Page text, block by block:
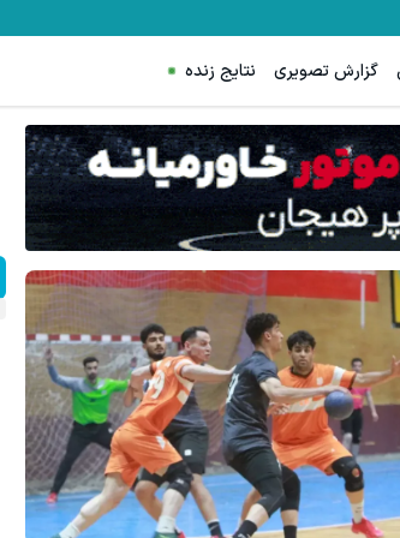
گزارش تصویری نتایج زنده
IM LS7 لوکس ترین شاسی بلند برقی ایران
ثبت درخواست